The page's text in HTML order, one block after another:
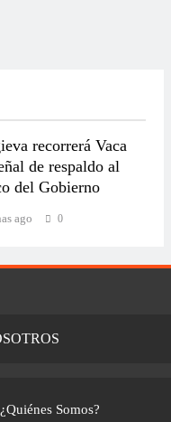
recorrerá Vaca
de respaldo al
del Gobierno
ago 0
¿Quiénes Somos?